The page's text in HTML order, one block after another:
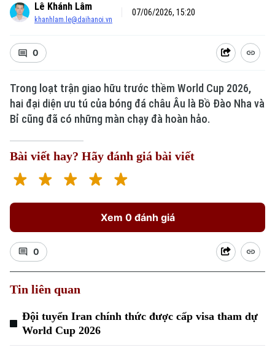
Lê Khánh Lâm
khanhlam.le@daihanoi.vn
07/06/2026, 15:20
0
Trong loạt trận giao hữu trước thềm World Cup 2026,
hai đại diện ưu tú của bóng đá châu Âu là Bồ Đào Nha và
Bỉ cũng đã có những màn chạy đà hoàn hảo.
Bài viết hay? Hãy đánh giá bài viết
Xem 0 đánh giá
0
Tin liên quan
Đội tuyển Iran chính thức được cấp visa tham dự
World Cup 2026